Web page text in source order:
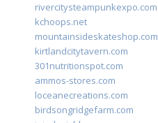
rivercitysteampunkexpo.com
kchoops.net
mountainsideskateshop.com
kirtlandcitytavern.com
301nutritionspot.com
ammos-stores.com
loceanecreations.com
birdsongridgefarm.com